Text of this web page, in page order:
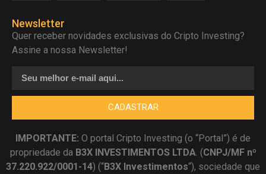
Newsletter
Quer receber novidades exclusivas do Cripto Investing?
Assine a nossa Newsletter!
CADASTRAR
IMPORTANTE: O portal Cripto Investing (o “Portal”) é de
propriedade da B3X INVESTIMENTOS LTDA . (CNPJ/MF nº
37.220.922/0001-14) (“B3X Investimentos“), sociedade que